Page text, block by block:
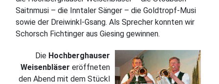
Saitnmusi – die Inntaler Sänger – die Goldtropf-Musi
sowie der Dreiwinkl-Gsang. Als Sprecher konnten wir
Schorsch Fichtinger aus Giesing gewinnen.
Die Hochberghauser
Weisenbläser eröffneten
den Abend mit dem Stückl